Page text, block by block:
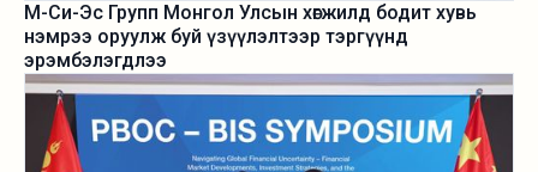
М-Си-Эс Групп Монгол Улсын хөгжилд бодит хувь
нэмрээ оруулж буй үзүүлэлтээр тэргүүнд
эрэмбэлэгдлээ